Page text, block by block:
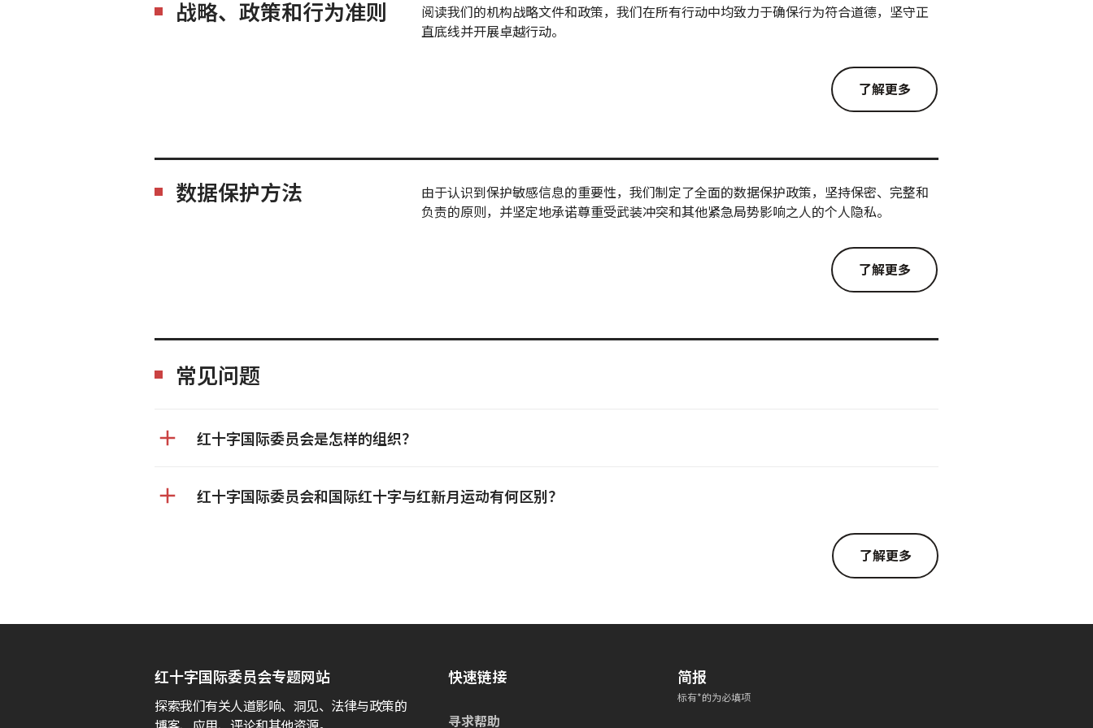
战略、政策和行为准则
阅读我们的机构战略文件和政策，我们在所有行动中均致力于确保行为符合道德，坚守正
直底线并开展卓越行动。
了解更多
数据保护方法
由于认识到保护敏感信息的重要性，我们制定了全面的数据保护政策，坚持保密、完整和
负责的原则，并坚定地承诺尊重受武装冲突和其他紧急局势影响之人的个人隐私。
了解更多
常见问题
红十字国际委员会是怎样的组织？
红十字国际委员会和国际红十字与红新月运动有何区别？
了解更多
红十字国际委员会专题网站
探索我们有关人道影响、洞见、法律与政策的
快速链接
寻求帮助
简报
标有*的为必填项